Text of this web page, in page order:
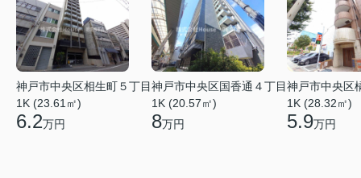
神戸市中央区相生町５丁目
1K (23.61㎡)
6.2万円
神戸市中央区国香通４丁目
1K (20.57㎡)
8万円
神戸市中央区
1K (28.32㎡)
5.9万円